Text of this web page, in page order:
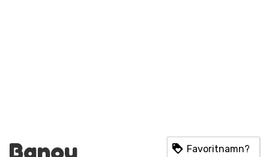
Banou Favoritnamn?